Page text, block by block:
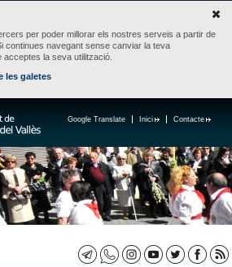
per poder millorar els nostres serveis a partir de
continues navegant sense canviar la teva
la seva utilització.
les galetes
Contacte
Inici
Google Translate